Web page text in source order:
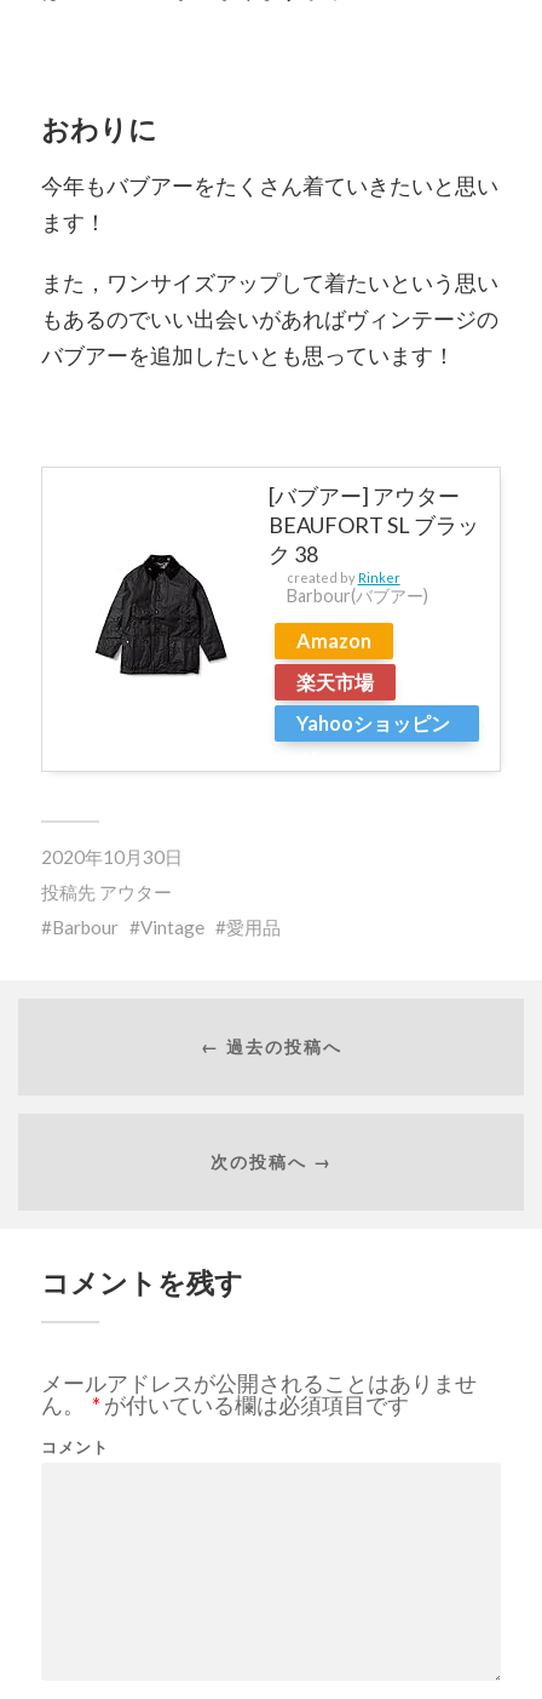
おわりに
今年もバブアーをたくさん着ていきたいと思い
ます！
また，ワンサイズアップして着たいという思い
もあるのでいい出会いがあればヴィンテージの
バブアーを追加したいとも思っています！
[バブアー] アウター
BEAUFORT SL ブラッ
ク 38
created by Rinker
Barbour(バブアー)
Amazon
楽天市場
Yahooショッピン
2020年10月30日
投稿先 アウター
Barbour
Vintage 愛用品
← 過去の投稿へ
次の投稿へ →
コメントを残す
メールアドレスが公開されることはありませ
ん。
* が付いている欄は必須項目です
コメント